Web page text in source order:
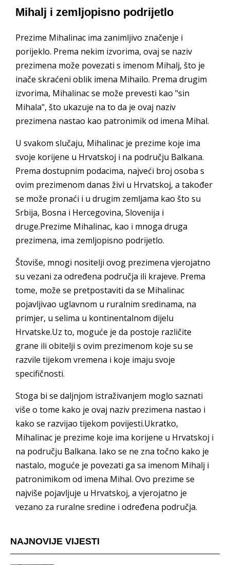
Mihalj i zemljopisno podrijetlo
Prezime Mihalinac ima zanimljivo značenje i
porijeklo. Prema nekim izvorima, ovaj se naziv
prezimena može povezati s imenom Mihalj, što je
inače skraćeni oblik imena Mihailo. Prema drugim
izvorima, Mihalinac se može prevesti kao "sin
Mihala", što ukazuje na to da je ovaj naziv
prezimena nastao kao patronimik od imena Mihal.
U svakom slučaju, Mihalinac je prezime koje ima
svoje korijene u Hrvatskoj i na području Balkana.
Prema dostupnim podacima, najveći broj osoba s
ovim prezimenom danas živi u Hrvatskoj, a također
se može pronaći i u drugim zemljama kao što su
Srbija, Bosna i Hercegovina, Slovenija i
druge.Prezime Mihalinac, kao i mnoga druga
prezimena, ima zemljopisno podrijetlo.
Štoviše, mnogi nositelji ovog prezimena vjerojatno
su vezani za određena područja ili krajeve. Prema
tome, može se pretpostaviti da se Mihalinac
pojavljivao uglavnom u ruralnim sredinama, na
primjer, u selima u kontinentalnom dijelu
Hrvatske.Uz to, moguće je da postoje različite
grane ili obitelji s ovim prezimenom koje su se
razvile tijekom vremena i koje imaju svoje
specifičnosti.
Stoga bi se daljnjom istraživanjem moglo saznati
više o tome kako je ovaj naziv prezimena nastao i
kako se razvijao tijekom povijesti.Ukratko,
Mihalinac je prezime koje ima korijene u Hrvatskoj i
na području Balkana. Iako se ne zna točno kako je
nastalo, moguće je povezati ga sa imenom Mihalj i
patronimikom od imena Mihal. Ovo prezime se
najviše pojavljuje u Hrvatskoj, a vjerojatno je
vezano za ruralne sredine i određena područja.
NAJNOVIJE VIJESTI